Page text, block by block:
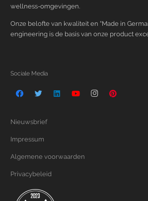
wellness-omgevingen.
Onze belofte van kwaliteit en “Made in
engineering is de basis van onze product
Sociale Media
Nieuwsbrief
Impressum
Algemene voorwaarden
Privacybeleid